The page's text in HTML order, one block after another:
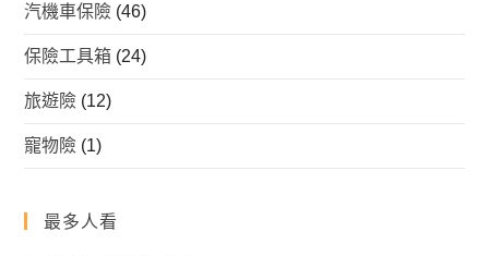
汽機車保險 (46)
保險工具箱 (24)
旅遊險 (12)
寵物險 (1)
最多人看